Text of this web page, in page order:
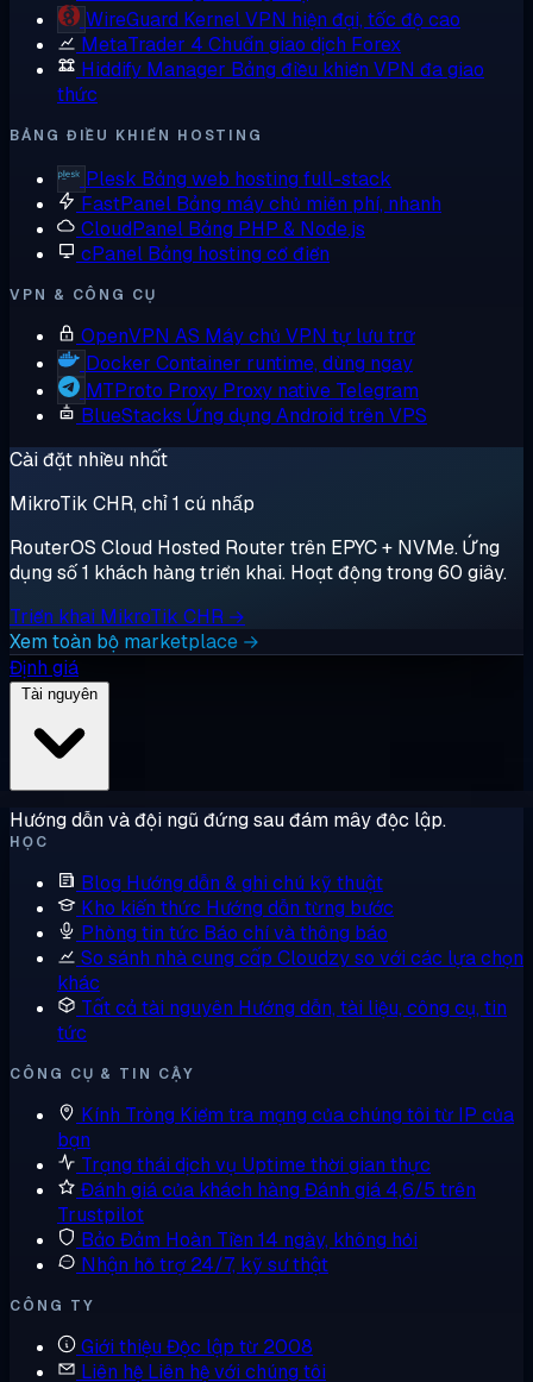
WireGuard Kernel VPN hiện đại, tốc độ cao
MetaTrader 4 Chuẩn giao dịch Forex
Hiddify Manager Bảng điều khiển VPN đa giao
thức
BẢNG ĐIỀU KHIỂN HOSTING
Plesk Bảng web hosting full-stack
FastPanel Bảng máy chủ miễn phí, nhanh
CloudPanel Bảng PHP & Node.js
cPanel Bảng hosting cổ điển
VPN & CÔNG CỤ
OpenVPN AS Máy chủ VPN tự lưu trữ
Docker Container runtime, dùng ngay
MTProto Proxy Proxy native Telegram
BlueStacks Ứng dụng Android trên VPS
Cài đặt nhiều nhất
MikroTik CHR, chỉ 1 cú nhấp
RouterOS Cloud Hosted Router trên EPYC + NVMe. Ứng
dụng số 1 khách hàng triển khai. Hoạt động trong 60 giây.
Triển khai MikroTik CHR →
Xem toàn bộ marketplace →
Định giá
Hướng dẫn và đội ngũ đứng sau đám mây độc lập.
HỌC
Blog Hướng dẫn & ghi chú kỹ thuật
Kho kiến thức Hướng dẫn từng bước
Phòng tin tức Báo chí và thông báo
So sánh nhà cung cấp Cloudzy so với các lựa chọn
khác
Tất cả tài nguyên Hướng dẫn, tài liệu, công cụ, tin
tức
CÔNG CỤ & TIN CẬY
Kính Tròng Kiểm tra mạng của chúng tôi từ IP của
bạn
Trạng thái dịch vụ Uptime thời gian thực
Đánh giá của khách hàng Đánh giá 4,6/5 trên
Trustpilot
Bảo Đảm Hoàn Tiền 14 ngày, không hỏi
Nhận hỗ trợ 24/7, kỹ sư thật
CÔNG TY
Giới thiệu Độc lập từ 2008
Liên hệ Liên hệ với chúng tôi